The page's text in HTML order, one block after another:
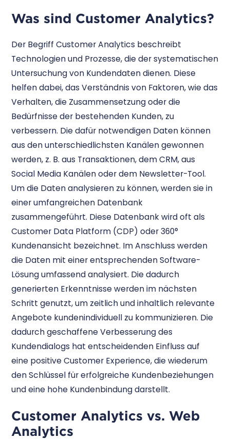
Was sind Customer Analytics?
Der Begriff Customer Analytics beschreibt
Technologien und Prozesse, die der systematischen
Untersuchung von Kundendaten dienen. Diese
helfen dabei, das Verständnis von Faktoren, wie das
Verhalten, die Zusammensetzung oder die
Bedürfnisse der bestehenden Kunden, zu
verbessern. Die dafür notwendigen Daten können
aus den unterschiedlichsten Kanälen gewonnen
werden, z. B. aus Transaktionen, dem CRM, aus
Social Media Kanälen oder dem Newsletter-Tool.
Um die Daten analysieren zu können, werden sie in
einer umfangreichen Datenbank
zusammengeführt. Diese Datenbank wird oft als
Customer Data Platform (CDP) oder 360°
Kundenansicht bezeichnet. Im Anschluss werden
die Daten mit einer entsprechenden Software-
Lösung umfassend analysiert. Die dadurch
generierten Erkenntnisse werden im nächsten
Schritt genutzt, um zeitlich und inhaltlich relevante
Angebote kundenindividuell zu kommunizieren. Die
dadurch geschaffene Verbesserung des
Kundendialogs hat entscheidenden Einfluss auf
eine positive Customer Experience, die wiederum
den Schlüssel für erfolgreiche Kundenbeziehungen
und eine hohe Kundenbindung darstellt.
Customer Analytics vs. Web
Analytics